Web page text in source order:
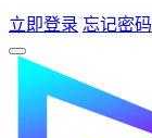
立即登录 忘记密码